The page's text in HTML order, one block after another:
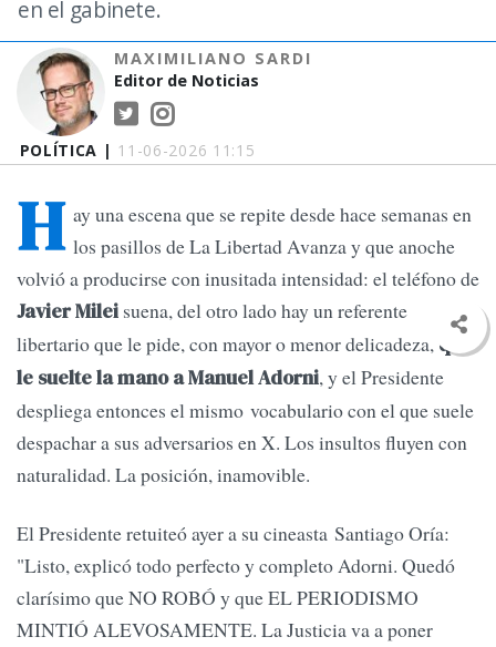
POLÍTICA | 11-06-2026 11:15
en el gabinete.
MAXIMILIANO SARDI
Editor de Noticias
H ay una escena que se repite desde hace semanas en
los pasillos de La Libertad Avanza y que anoche
volvió a producirse con inusitada intensidad: el teléfono de
Javier Milei suena, del otro lado hay un referente
libertario que le pide, con mayor o menor delicadeza, que
le suelte la mano a Manuel Adorni, y el Presidente
despliega entonces el mismo vocabulario con el que suele
despachar a sus adversarios en X. Los insultos fluyen con
naturalidad. La posición, inamovible.
El Presidente retuiteó ayer a su cineasta Santiago Oría:
"Listo, explicó todo perfecto y completo Adorni. Quedó
clarísimo que NO ROBÓ y que EL PERIODISMO
MINTIÓ ALEVOSAMENTE. La Justicia va a poner